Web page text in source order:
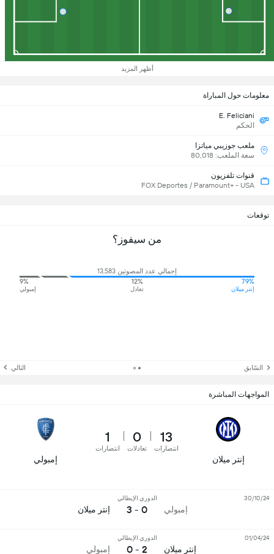
أظهر المزيد
معلومات حول المباراة
E. Feliciani
الحكم
ملعب جوزيبي مياتزا
سعة الملعب: 80,018
قنوات تلفزيون
FOX Deportes / Paramount+ - USA
توقعات
من سيفوز؟
إجمالي عدد المصوتين 13,583
79%
إنتر ميلان
12%
تعادل
9%
إمبولي
السّابق التالي
المواجهات المباشرة
إنتر ميلان
13
انتصارات
0
تعادلات
1
انتصارات
إمبولي
إمبولي
الدوري الإيطالي
0 - 3 إنتر ميلان
30/10/24
إنتر ميلان
الدوري الإيطالي
2 - 0 إمبولي
01/04/24